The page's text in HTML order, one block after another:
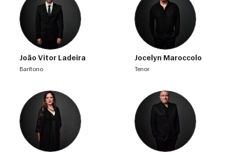
João Vitor Ladeira
barítono
Jocelyn Maroccolo
tenor